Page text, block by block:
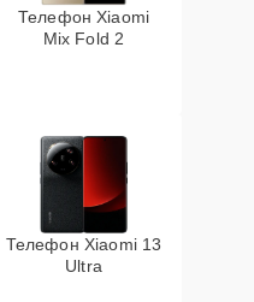
Телефон Xiaomi
Mix Fold 2
Телефон Xiaomi 13
Ultra